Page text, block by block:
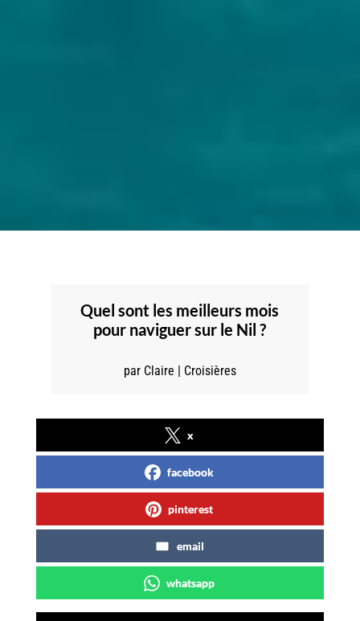
Quel sont les meilleurs mois
pour naviguer sur le Nil ?
par Claire | Croisières
x
facebook
pinterest
email
whatsapp